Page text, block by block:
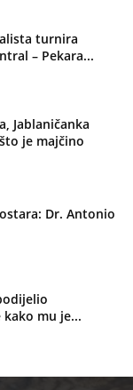
turnira
– Pekara...
Jablaničanka
je majčino
Dr. Antonio
mu je...